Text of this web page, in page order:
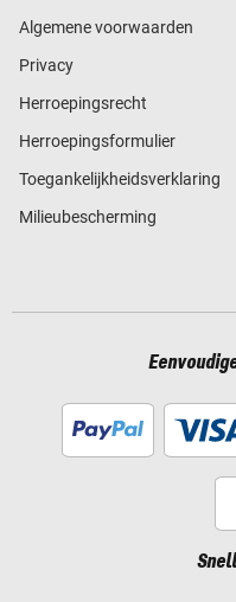
Algemene voorwaarden
Privacy
Herroepingsrecht
Herroepingsformulier
Toegankelijkheidsverklaring
Milieubescherming